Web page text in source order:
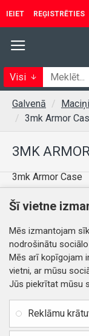
IEIET REĢISTRĒTIES
Visi
Galvenā Maciņi
3mk Armor
3MK
3mk Armor Case
Šajā kategorijā nav
Kontakti
Šī vietne
Mēs izmantojam
nodrošinātu
Mēs arī kopīgojam
vietni, ar mūsu
Jūs piekrītat mūsu
Reklāmu